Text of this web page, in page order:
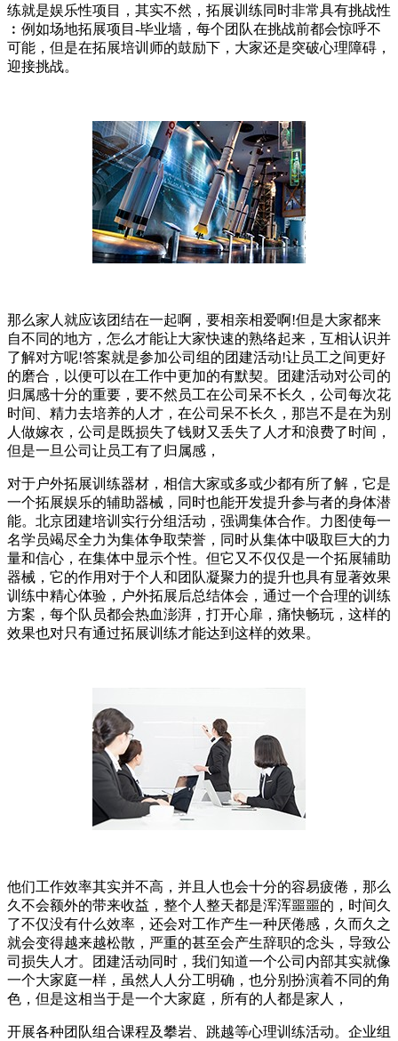
练就是娱乐性项目，其实不然，拓展训练同时非常具有挑战性
︰例如场地拓展项目-毕业墙，每个团队在挑战前都会惊呼不
可能，但是在拓展培训师的鼓励下，大家还是突破心理障碍，
迎接挑战。
那么家人就应该团结在一起啊，要相亲相爱啊!但是大家都来
自不同的地方，怎么才能让大家快速的熟络起来，互相认识并
了解对方呢!答案就是参加公司组的团建活动!让员工之间更好
的磨合，以便可以在工作中更加的有默契。团建活动对公司的
归属感十分的重要，要不然员工在公司呆不长久，公司每次花
时间、精力去培养的人才，在公司呆不长久，那岂不是在为别
人做嫁衣，公司是既损失了钱财又丢失了人才和浪费了时间，
但是一旦公司让员工有了归属感，
对于户外拓展训练器材，相信大家或多或少都有所了解，它是
一个拓展娱乐的辅助器械，同时也能开发提升参与者的身体潜
能。北京团建培训实行分组活动，强调集体合作。力图使每一
名学员竭尽全力为集体争取荣誉，同时从集体中吸取巨大的力
量和信心，在集体中显示个性。但它又不仅仅是一个拓展辅助
器械，它的作用对于个人和团队凝聚力的提升也具有显著效果
训练中精心体验，户外拓展后总结体会，通过一个合理的训练
方案，每个队员都会热血澎湃，打开心扉，痛快畅玩，这样的
效果也对只有通过拓展训练才能达到这样的效果。
他们工作效率其实并不高，并且人也会十分的容易疲倦，那么
久不会额外的带来收益，整个人整天都是浑浑噩噩的，时间久
了不仅没有什么效率，还会对工作产生一种厌倦感，久而久之
就会变得越来越松散，严重的甚至会产生辞职的念头，导致公
司损失人才。团建活动同时，我们知道一个公司内部其实就像
一个大家庭一样，虽然人人分工明确，也分别扮演着不同的角
色，但是这相当于是一个大家庭，所有的人都是家人，
开展各种团队组合课程及攀岩、跳越等心理训练活动。企业组